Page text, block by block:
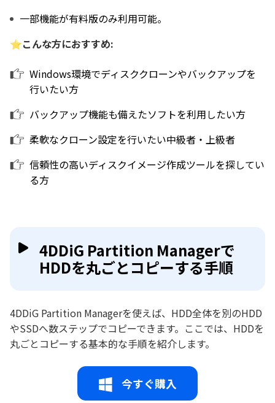
一部機能が有料版のみ利用可能。
⭐こんな方におすすめ:
Windows環境でディスククローンやバックアップを
行いたい方
バックアップ機能も備えたソフトを利用したい方
柔軟なクローン設定を行いたい中級者・上級者
信頼性の高いディスクイメージ作成ツールを探してい
る方
4DDiG Partition Managerで
HDDを丸ごとコピーする手順
4DDiG Partition Managerを使えば、HDD全体を別のHDD
やSSDへ数ステップでコピーできます。ここでは、HDDを
丸ごとコピーする基本的な手順を紹介します。
今すぐ購入